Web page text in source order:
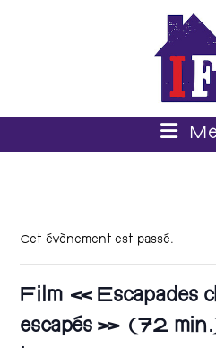
Cet évènement est passé.
Film « Escapades
escapés » (72